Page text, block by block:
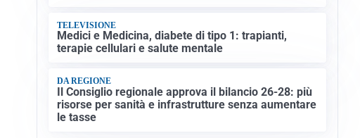
TELEVISIONE
Medici e Medicina, diabete di tipo 1: trapianti,
terapie cellulari e salute mentale
DA REGIONE
Il Consiglio regionale approva il bilancio 26-28: più
risorse per sanità e infrastrutture senza aumentare
le tasse